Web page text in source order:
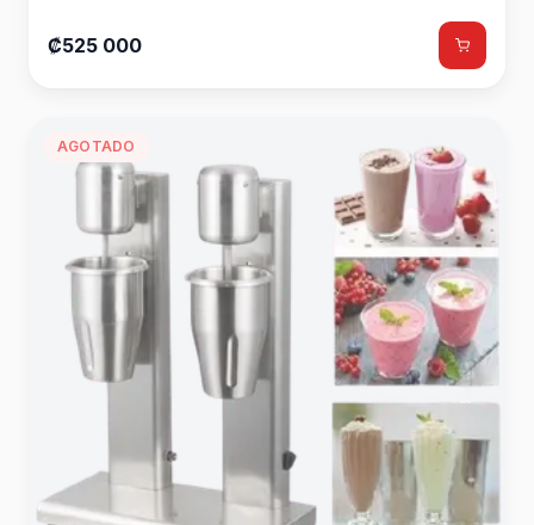
₡525 000
AGOTADO